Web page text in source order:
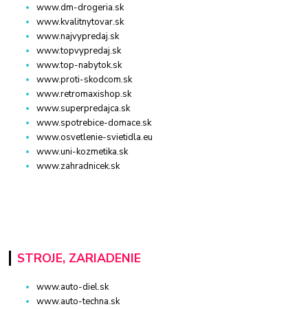
www.dm-drogeria.sk
www.kvalitnytovar.sk
www.najvypredaj.sk
www.topvypredaj.sk
www.top-nabytok.sk
www.proti-skodcom.sk
www.retromaxishop.sk
www.superpredajca.sk
www.spotrebice-domace.sk
www.osvetlenie-svietidla.eu
www.uni-kozmetika.sk
www.zahradnicek.sk
STROJE, ZARIADENIE
www.auto-diel.sk
www.auto-techna.sk